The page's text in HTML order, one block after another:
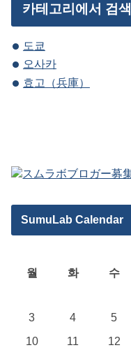
카테고리에서 검색
도쿄
오사카
효고（兵庫）
SumuLab Calendar
월
화 수
3
4 5
10
11 12